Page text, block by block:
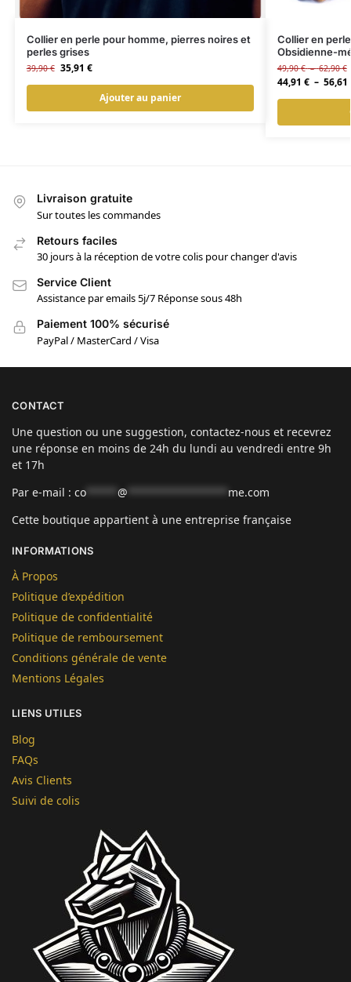
Collier en perle pour homme, pierres noires et
perles grises
39,90€ 35,91 €
Ajouter au panier
Collier en
Obsidienne-
49,90€ – 62,90€
44,91 € – 56,61
Livraison gratuite
Sur toutes les commandes
Retours faciles
30 jours à la réception de votre colis pour changer d'avis
Service Client
Assistance par emails 5j/7 Réponse sous 48h
Paiement 100% sécurisé
PayPal / MasterCard / Visa
CONTACT
Une question ou une suggestion, contactez-nous et recevrez
une réponse en moins de 24h du lundi au vendredi entre 9h
et 17h
Par e-mail : co @
me.com
Cette boutique appartient à une entreprise française
INFORMATIONS
À Propos
Politique d’expédition
Politique de confidentialité
Politique de remboursement
Conditions générale de vente
Mentions Légales
LIENS UTILES
Blog
FAQs
Avis Clients
Suivi de colis